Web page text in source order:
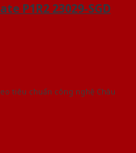
P1R2 23029-SGD
tiêu chuẩn công nghệ Châu